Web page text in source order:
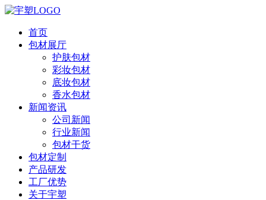
首页
包材展厅
护肤包材
彩妆包材
底妆包材
香水包材
新闻资讯
公司新闻
行业新闻
包材干货
包材定制
产品研发
工厂优势
关于宇塑